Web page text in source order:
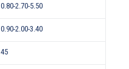
0.80-2.70-5.50
0.90-2.00-3.40
45